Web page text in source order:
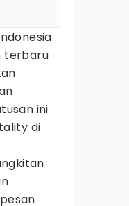
terbaru
ini
di